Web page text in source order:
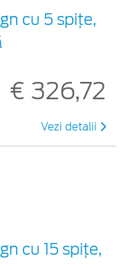
cu 5 spiţe,
€ 326,72
Vezi detalii
cu 15 spiţe,